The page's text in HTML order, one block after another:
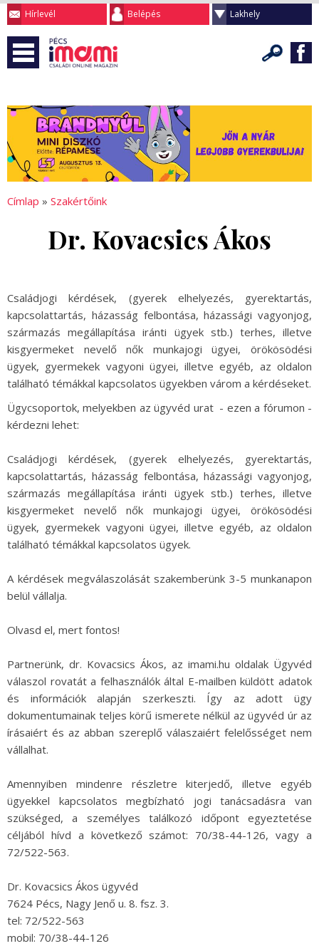
Hírlevél Belépés Lakhely
Címlap » Szakértőink
Dr. Kovacsics Ákos
Családjogi kérdések, (gyerek elhelyezés, gyerektartás,
kapcsolattartás, házasság felbontása, házassági vagyonjog,
származás megállapítása iránti ügyek stb.) terhes, illetve
kisgyermeket nevelő nők munkajogi ügyei, örökösödési
ügyek, gyermekek vagyoni ügyei, illetve egyéb, az oldalon
található témákkal kapcsolatos ügyekben várom a kérdéseket.
Ügycsoportok, melyekben az ügyvéd urat - ezen a fórumon -
kérdezni lehet:
Családjogi kérdések, (gyerek elhelyezés, gyerektartás,
kapcsolattartás, házasság felbontása, házassági vagyonjog,
származás megállapítása iránti ügyek stb.) terhes, illetve
kisgyermeket nevelő nők munkajogi ügyei, örökösödési
ügyek, gyermekek vagyoni ügyei, illetve egyéb, az oldalon
található témákkal kapcsolatos ügyek.
A kérdések megválaszolását szakemberünk 3-5 munkanapon
belül vállalja.
Olvasd el, mert fontos!
Partnerünk, dr. Kovacsics Ákos, az imami.hu oldalak Ügyvéd
válaszol rovatát a felhasználók által E-mailben küldött adatok
és információk alapján szerkeszti. Így az adott ügy
dokumentumainak teljes körű ismerete nélkül az ügyvéd úr az
írásaiért és az abban szereplő válaszaiért felelősséget nem
vállalhat.
Amennyiben mindenre részletre kiterjedő, illetve egyéb
ügyekkel kapcsolatos megbízható jogi tanácsadásra van
szükséged, a személyes találkozó időpont egyeztetése
céljából hívd a következő számot: 70/38-44-126, vagy a
72/522-563.
Dr. Kovacsics Ákos ügyvéd
7624 Pécs, Nagy Jenő u. 8. fsz. 3.
tel: 72/522-563
mobil: 70/38-44-126